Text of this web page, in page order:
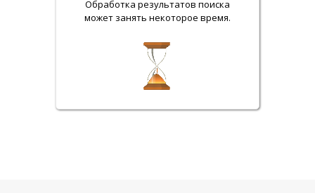
Обработка результатов поиска
может занять некоторое время.